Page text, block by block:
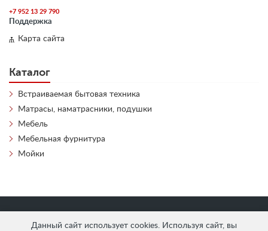
Данный сайт использует cookies. Используя сайт, вы
+7 952 13 29 790
Поддержка
Карта сайта
Каталог
Встраиваемая бытовая техника
Матрасы, наматрасники, подушки
Мебель
Мебельная фурнитура
Мойки